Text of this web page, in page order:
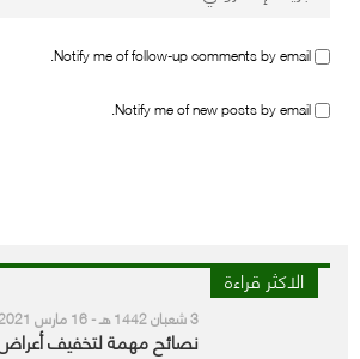
Notify me of follow-up comments by email.
Notify me of new posts by email.
الاكثر قراءة
3 شعبان 1442 هـ - 16 مارس 2021 م
نصائح مهمة لتخفيف